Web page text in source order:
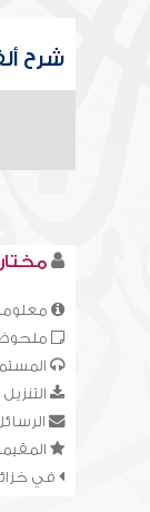
شرح
التنزيل :
في